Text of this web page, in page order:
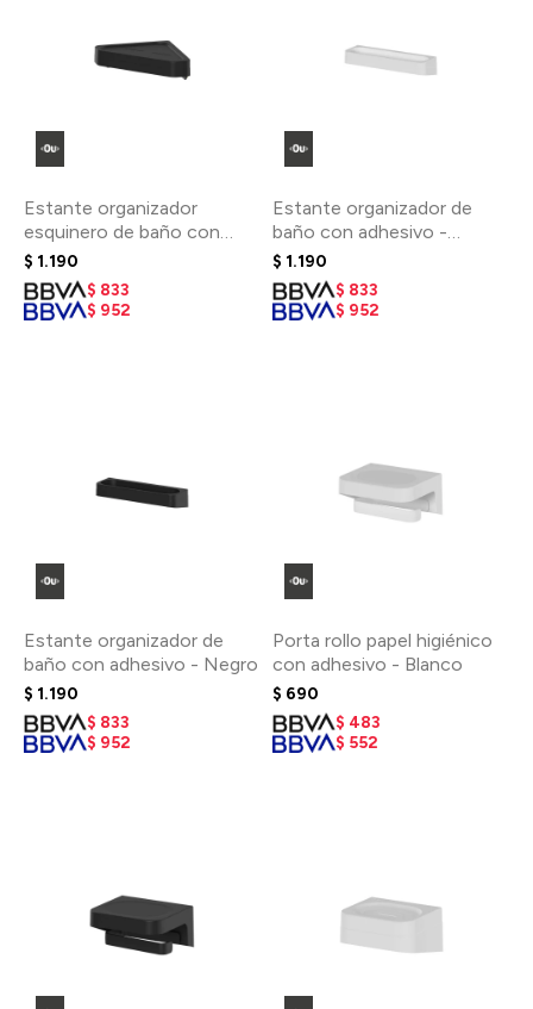
Estante organizador
esquinero de baño con
adhesivo - Negro
$ 1.190
$ 833
$ 952
Estante organizador de
baño con adhesivo -
Blanco
$ 1.190
$ 833
$ 952
Estante organizador de
baño con adhesivo - Negro
$ 1.190
$ 833
$ 952
Porta rollo papel higiénico
con adhesivo - Blanco
$ 690
$ 483
$ 552